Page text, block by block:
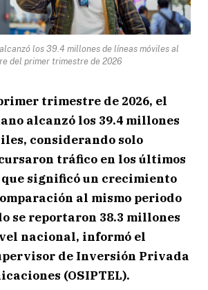
los 39.4 millones de líneas móviles al
del primer trimestre de 2026
trimestre de 2026, el
alcanzó los 39.4 millones
considerando solo
tráfico en los últimos
que significó un crecimiento
al mismo periodo
se reportaron 38.3 millones
nacional, informó el
de Inversión Privada
(OSIPTEL).